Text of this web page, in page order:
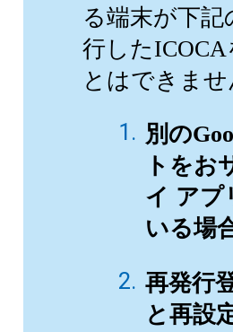
る端末が下記
行した
とはできませ
別の
トをお
イ アプ
いる場
再発行
と再設